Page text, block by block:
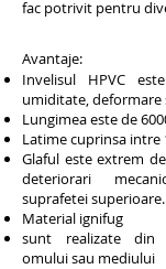
fac potrivit pentru
Avantaje:
Invelisul HPVC
umiditate, deformare
Lungimea este de
Latime cuprinsa intre
Glaful este extrem
deteriorari
suprafetei superioare.
Material ignifug
sunt realizate din
omului sau mediului